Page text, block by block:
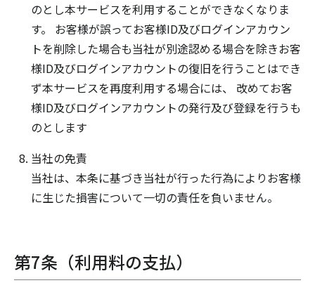
のとし本サービスを利用することができなくなりま
す。 お客様が誤ってお客様ID及びログインアカウン
トを削除した場合も当社が別途認める場合を除きお客
様ID及びログインアカウントの復旧を行うことはでき
ず本サービスを再度利用する場合には、 改めてお客
様ID及びログインアカウントの発行及び登録を行うも
のとします
当社の免責
当社は、本条に基づき当社が行った行為によりお客様
に生じた損害について一切の責任を負いません。
第7条（利用料の支払）